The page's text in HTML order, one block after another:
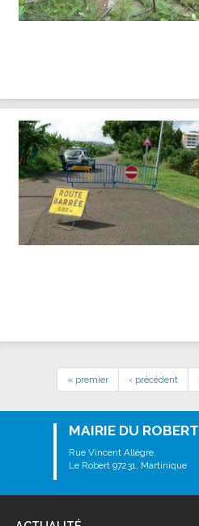
« premier ‹ précédent
MAIRIE DU ROBERT
Rue Vincent Allègre,
Le Robert 97231, Martinique